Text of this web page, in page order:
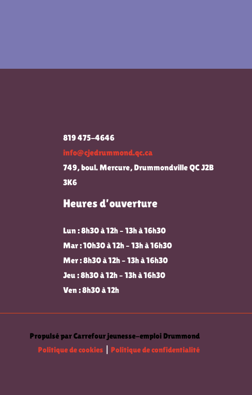
819 475-4646
info@cjedrummond.qc.ca
749, boul. Mercure, Drummondville QC J2B
3K6
Heures d’ouverture
Lun : 8h30 à 12h – 13h à 16h30
Mar : 10h30 à 12h – 13h à 16h30
Mer : 8h30 à 12h – 13h à 16h30
Jeu : 8h30 à 12h – 13h à 16h30
Ven : 8h30 à 12h
Propulsé par Carrefour jeunesse-emploi Drummond
Politique de cookies
Politique de confidentialité